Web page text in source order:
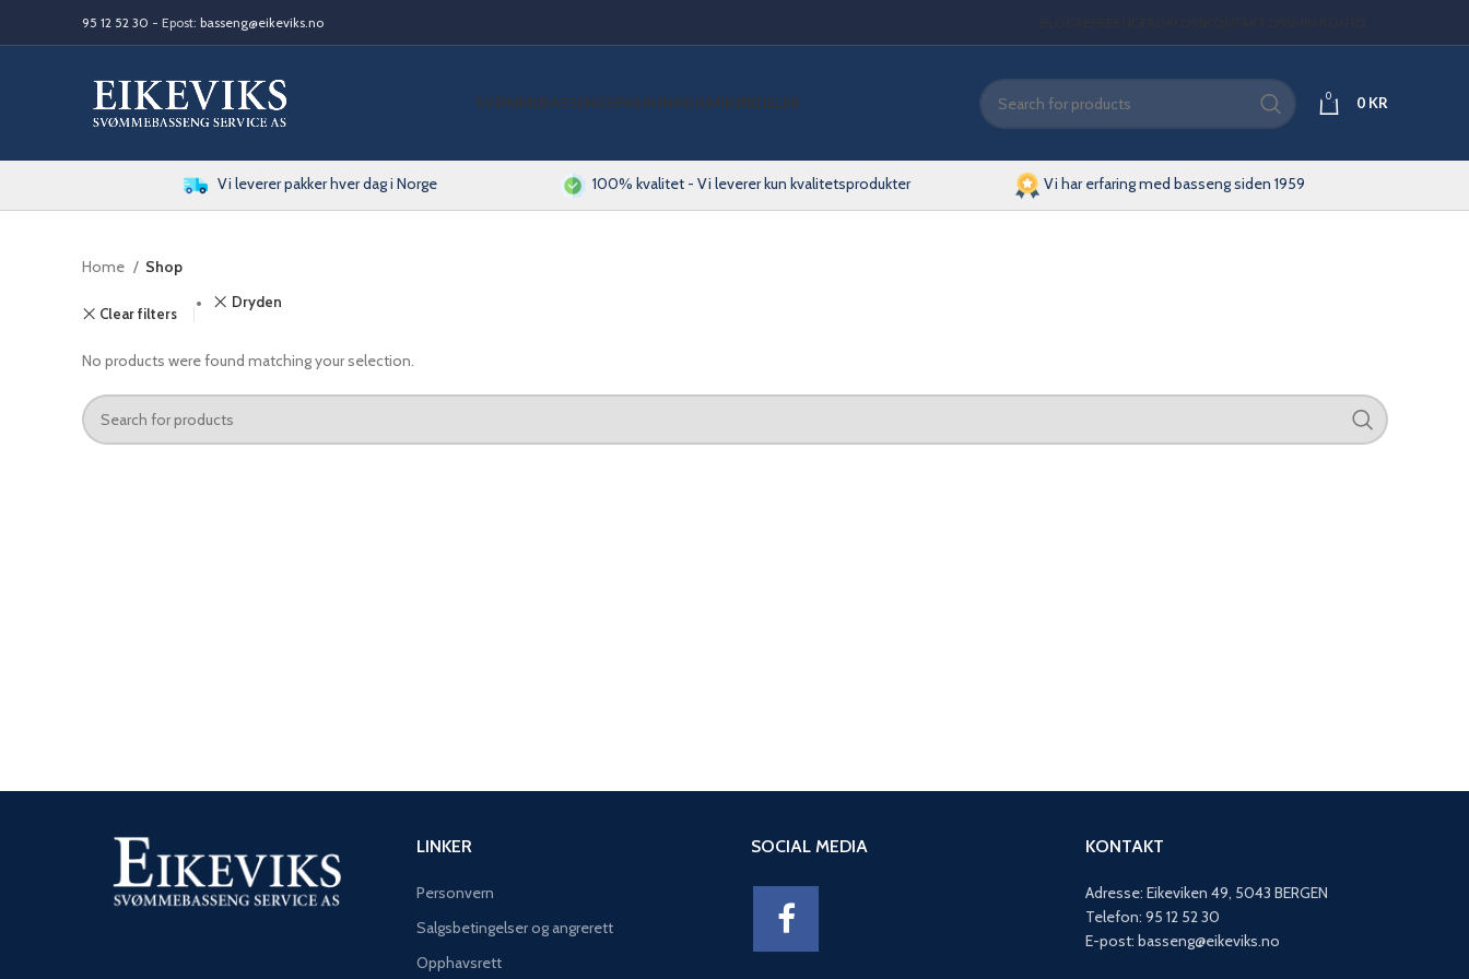
95 12 52 30 - Epost: basseng@eikeviks.no
SVØMMEBASSENGSPASAUNAKJEMIRØRDELER 0 0 KR
Vi leverer pakker hver dag i Norge 100% kvalitet - Vi leverer kun kvalitetsprodukter Vi har erfaring med basseng siden 1959
Home Shop
Clear filters
Dryden
No products were found matching your selection.
LINKER
Personvern
Salgsbetingelser og angrerett
Opphavsrett
SOCIAL MEDIA KONTAKT
Adresse: Eikeviken 49, 5043 BERGEN
Telefon: 95 12 52 30
E-post: basseng@eikeviks.no